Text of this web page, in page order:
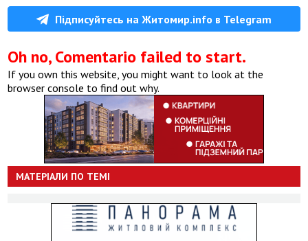
Підписуйтесь на Житомир.info в Telegram
Oh no, Comentario failed to start.
If you own this website, you might want to look at the
browser console to find out why.
МАТЕРІАЛИ ПО ТЕМІ